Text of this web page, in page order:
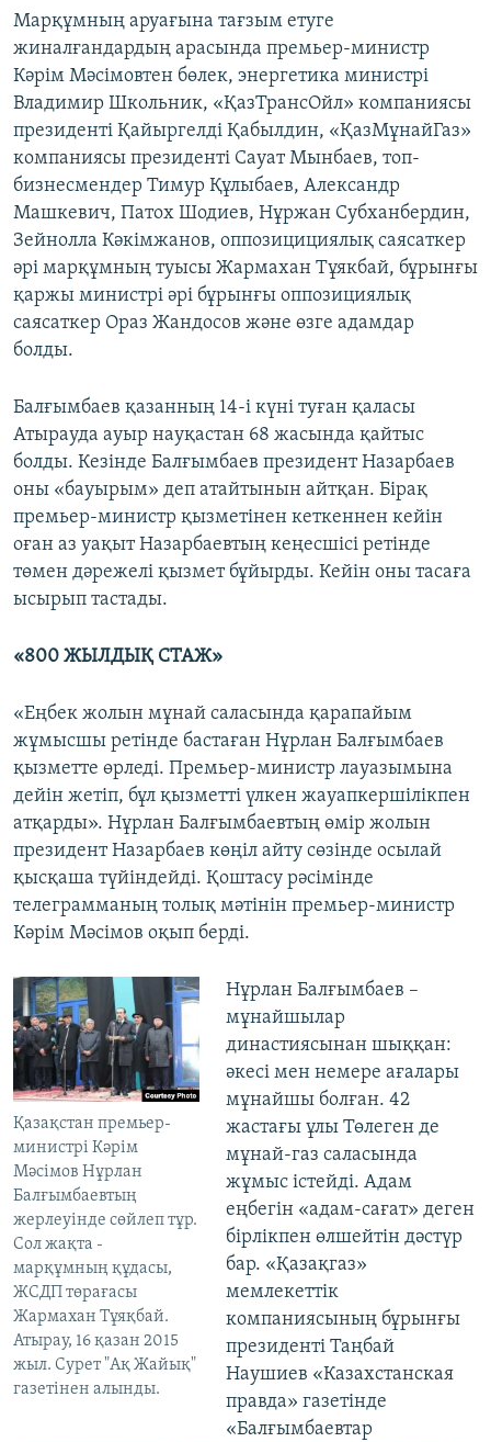
Марқұмның аруағына тағзым етуге
жиналғандардың арасында премьер-министр
Кәрім Мәсімовтен бөлек, энергетика министрі
Владимир Школьник, «ҚазТрансОйл» компаниясы
президенті Қайыргелді Қабылдин, «ҚазМұнайГаз»
компаниясы президенті Сауат Мынбаев, топ-
бизнесмендер Тимур Құлыбаев, Александр
Машкевич, Патох Шодиев, Нұржан Субханбердин,
Зейнолла Кәкімжанов, оппозицициялық саясаткер
әрі марқұмның туысы Жармахан Тұякбай, бұрынғы
қаржы министрі әрі бұрынғы оппозициялық
саясаткер Ораз Жандосов және өзге адамдар
болды.
Балғымбаев қазанның 14-і күні туған қаласы
Атырауда ауыр науқастан 68 жасында қайтыс
болды. Кезінде Балғымбаев президент Назарбаев
оны «бауырым» деп атайтынын айтқан. Бірақ
премьер-министр қызметінен кеткеннен кейін
оған аз уақыт Назарбаевтың кеңесшісі ретінде
төмен дәрежелі қызмет бұйырды. Кейін оны тасаға
ысырып тастады.
«800 ЖЫЛДЫҚ СТАЖ»
«Еңбек жолын мұнай саласында қарапайым
жұмысшы ретінде бастаған Нұрлан Балғымбаев
қызметте өрледі. Премьер-министр лауазымына
дейін жетіп, бұл қызметті үлкен жауапкершілікпен
атқарды». Нұрлан Балғымбаевтың өмір жолын
президент Назарбаев көңіл айту сөзінде осылай
қысқаша түйіндейді. Қоштасу рәсімінде
телеграмманың толық мәтінін премьер-министр
Кәрім Мәсімов оқып берді.
Қазақстан премьер-
министрі Кәрім
Мәсімов Нұрлан
Балғымбаевтың
жерлеуінде сөйлеп тұр.
Сол жақта -
марқұмның құдасы,
ЖСДП төрағасы
Жармахан Тұяқбай.
Атырау, 16 қазан 2015
жыл. Сурет "Ақ Жайық"
газетінен алынды.
Нұрлан Балғымбаев –
мұнайшылар
династиясынан шыққан:
әкесі мен немере ағалары
мұнайшы болған. 42
жастағы ұлы Төлеген де
мұнай-газ саласында
жұмыс істейді. Адам
еңбегін «адам-сағат» деген
бірлікпен өлшейтін дәстүр
бар. «Қазақгаз»
мемлекеттік
компаниясының бұрынғы
президенті Таңбай
Наушиев «Казахстанская
правда» газетінде
«Балғымбаевтар